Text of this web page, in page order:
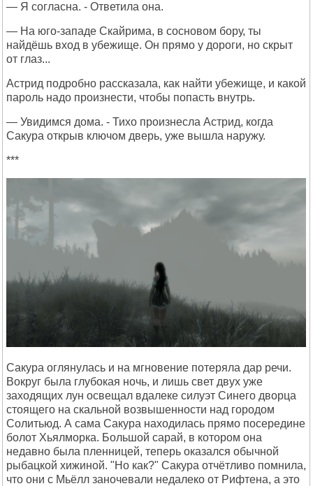
— Я согласна. - Ответила она.
— На юго-западе Скайрима, в сосновом бору, ты
найдёшь вход в убежище. Он прямо у дороги, но скрыт
от глаз...
Астрид подробно рассказала, как найти убежище, и какой
пароль надо произнести, чтобы попасть внутрь.
— Увидимся дома. - Тихо произнесла Астрид, когда
Сакура открыв ключом дверь, уже вышла наружу.
***
Сакура оглянулась и на мгновение потеряла дар речи.
Вокруг была глубокая ночь, и лишь свет двух уже
заходящих лун освещал вдалеке силуэт Синего дворца
стоящего на скальной возвышенности над городом
Солитьюд. А сама Сакура находилась прямо посередине
болот Хьялморка. Большой сарай, в котором она
недавно была пленницей, теперь оказался обычной
рыбацкой хижиной. "Но как?" Сакура отчётливо помнила,
что они с Мьёлл заночевали недалеко от Рифтена, а это